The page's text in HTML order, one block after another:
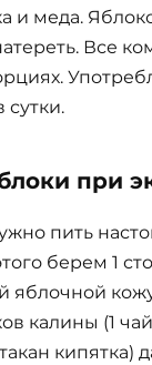
и меда.
Все
сутки.
при
пить
берем 1
яблочной
калины (1
кипятка)